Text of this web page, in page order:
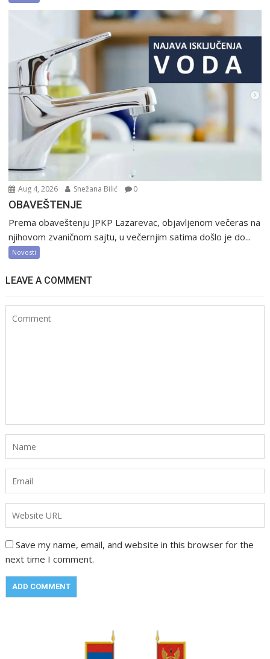
Aug 4, 2026 Snežana Bilić 0
OBAVEŠTENJE
Prema obaveštenju JPKP Lazarevac, objavljenom večeras na
njihovom zvaničnom sajtu, u večernjim satima došlo je do...
Novosti
LEAVE A COMMENT
Save my name, email, and website in this browser for the
next time I comment.